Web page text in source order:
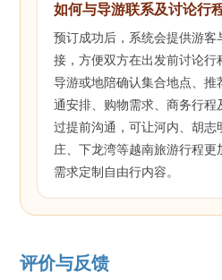
如何与导游联系及讨论行
预订成功后，系统会提供游客
接，方便双方在出发前讨论行
导游或地陪确认集合地点、推
通安排、购物需求、商务行程
过提前沟通，可让河内、胡志
庄、下龙湾等越南旅游行程更
需求定制自由行内容。
评价与反馈